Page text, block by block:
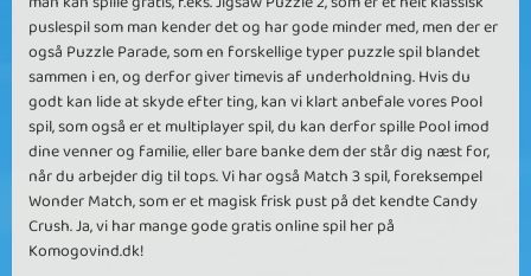
puslespil som man kender det og har gode minder med, men der er
også Puzzle Parade, som en forskellige typer puzzle spil blandet
sammen i en, og derfor giver timevis af underholdning. Hvis du
godt kan lide at skyde efter ting, kan vi klart anbefale vores Pool
spil, som også er et multiplayer spil, du kan derfor spille Pool imod
dine venner og familie, eller bare banke dem der står dig næst for,
når du arbejder dig til tops. Vi har også Match 3 spil, foreksempel
Wonder Match, som er et magisk frisk pust på det kendte Candy
Crush. Ja, vi har mange gode gratis online spil her på
Komogovind.dk!